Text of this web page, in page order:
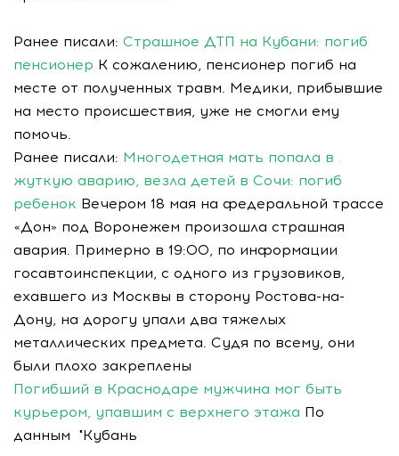
Ранее писали: Страшное ДТП на Кубани: погиб
пенсионер К сожалению, пенсионер погиб на
месте от полученных травм. Медики, прибывшие
на место происшествия, уже не смогли ему
помочь.
Ранее писали: Многодетная мать попала в
жуткую аварию, везла детей в Сочи: погиб
ребенок Вечером 18 мая на федеральной трассе
«Дон» под Воронежем произошла страшная
авария. Примерно в 19:00, по информации
госавтоинспекции, с одного из грузовиков,
ехавшего из Москвы в сторону Ростова-на-
Дону, на дорогу упали два тяжелых
металлических предмета. Судя по всему, они
были плохо закреплены
Погибший в Краснодаре мужчина мог быть
курьером, упавшим с верхнего этажа По
данным "Кубань